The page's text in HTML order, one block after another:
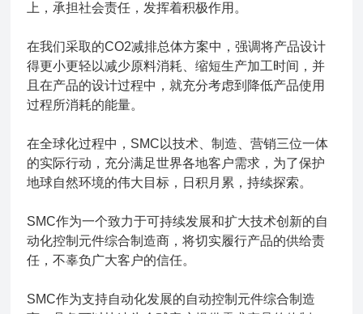
上，承担社会责任，发挥着积极作用。
在我们采取的CO2减排总体方案中，强调将产品设计
得更小更轻以减少原料消耗、缩短生产加工时间，并
且在产品的设计过程中，就充分考虑到降低产品使用
过程所消耗的能量。
在全球化过程中，SMC以技术、制造、营销三位一体
的实际行动，充分满足世界各地客户需求，为了保护
地球自然环境的伟大目标，日积月累，持续探索。
SMC作为一个致力于可持续发展和扩大技术创新的自
动化控制元件综合制造商，将切实履行产品的供给责
任，不辜负广大客户的信任。
SMC作为支持自动化发展的自动控制元件综合制造